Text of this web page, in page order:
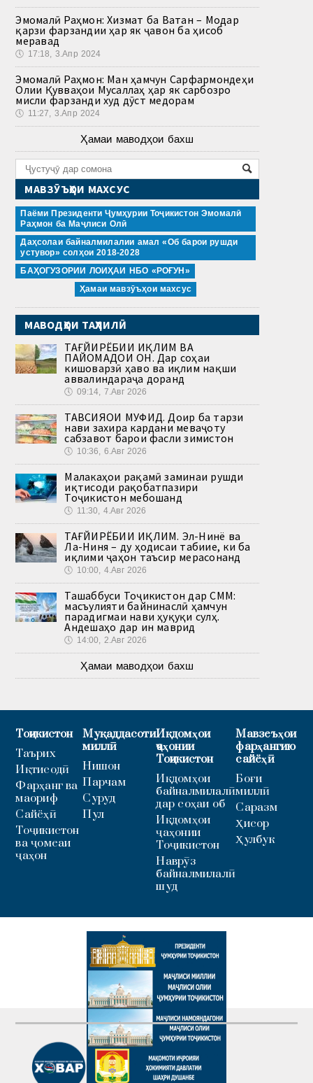
Эмомалӣ Раҳмон: Хизмат ба Ватан – Модар
қарзи фарзандии ҳар як ҷавон ба ҳисоб
меравад
🕔 17:18, 3.Апр 2024
Эмомалӣ Раҳмон: Ман ҳамчун Сарфармондеҳи
Олии Қувваҳои Мусаллаҳ ҳар як сарбозро
мисли фарзанди худ дӯст медорам
🕔 11:27, 3.Апр 2024
Ҳамаи маводҳои бахш
МАВЗӮЪҲОИ МАХСУС
Паёми Президенти Ҷумҳурии Тоҷикистон Эмомалӣ
Раҳмон ба Маҷлиси Олӣ
Даҳсолаи байналмилалии амал «Об барои рушди
устувор» солҳои 2018-2028
БАҲОГУЗОРИИ ЛОИҲАИ НБО «РОҒУН»
Ҳамаи мавзӯъҳои махсус
МАВОДҲОИ ТАҲЛИЛӢ
ТАҒЙИРЁБИИ ИҚЛИМ ВА
ПАЙОМАДҲОИ ОН. Дар соҳаи
кишоварзӣ ҳаво ва иқлим нақши
аввалиндараҷа доранд
🕔 09:14, 7.Авг 2026
ТАВСИЯҲОИ МУФИД. Доир ба тарзи
нави захира кардани меваҷоту
сабзавот барои фасли зимистон
🕔 10:36, 6.Авг 2026
Малакаҳои рақамӣ заминаи рушди
иқтисоди рақобатпазири
Тоҷикистон мебошанд
🕔 11:30, 4.Авг 2026
ТАҒЙИРЁБИИ ИҚЛИМ. Эл-Нинё ва
Ла-Ниня – ду ҳодисаи табиие, ки ба
иқлими ҷаҳон таъсир мерасонанд
🕔 10:00, 4.Авг 2026
Ташаббуси Тоҷикистон дар СММ:
масъулияти байнинаслӣ ҳамчун
парадигмаи нави ҳуқуқи сулҳ.
Андешаҳо дар ин маврид
🕔 14:00, 2.Авг 2026
Ҳамаи маводҳои бахш
Тоҷикистон
Таърих
Иқтисодӣ
Фарҳанг ва
маориф
Сайёҳӣ
Тоҷикистон
ва ҷомеаи
ҷаҳон
Муқаддасоти
миллӣ
Нишон
Парчам
Суруд
Пул
Иқдомҳои
ҷаҳонии
Тоҷикистон
Иқдомҳои
байналмилалӣ
дар соҳаи об
Иқдомҳои
ҷаҳонии
Тоҷикистон
Наврӯз
байналмилалӣ
шуд
Мавзеъҳои
фарҳангию
сайёҳӣ
Боғи
миллӣ
Саразм
Ҳисор
Ҳулбук